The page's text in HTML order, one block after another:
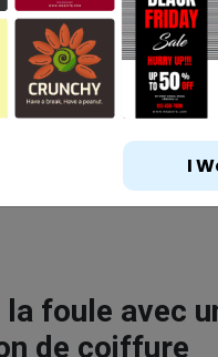
foule avec
de coiffure
I